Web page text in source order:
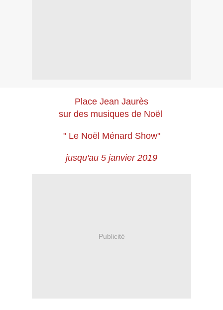
Place Jean Jaurès
sur des musiques de Noël
" Le Noël Ménard Show"
jusqu'au 5 janvier 2019
Publicité